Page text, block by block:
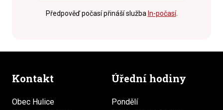
Předpověď počasí přináší služba In-počasí.
Kontakt
Obec Hulice
Úřední hodiny
Pondělí